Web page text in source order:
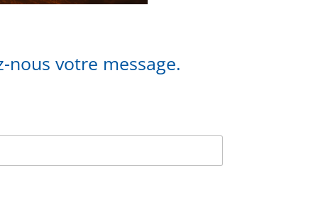
nous votre message.